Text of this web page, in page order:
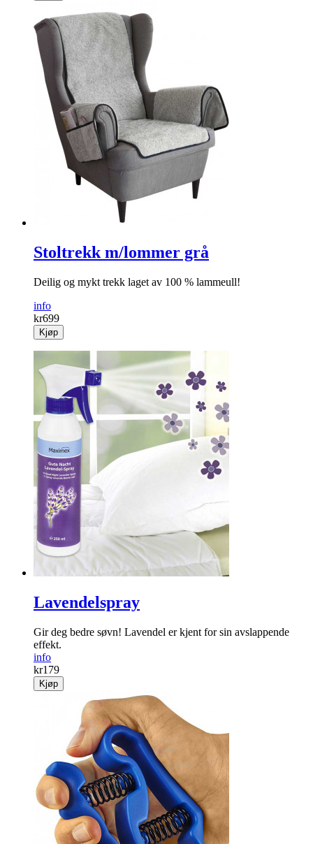
Stoltrekk m/lommer grå
Deilig og mykt trekk laget av 100 % lammeull!
info
kr699
Kjøp
Lavendelspray
Gir deg bedre søvn! Lavendel er kjent for sin avslappende
effekt.
info
kr179
Kjøp